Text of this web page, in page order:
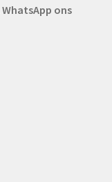
WhatsApp ons